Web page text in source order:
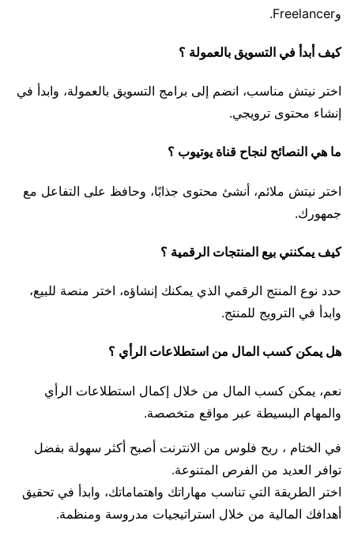
وFreelancer.
كيف أبدأ في التسويق بالعمولة ؟
اختر نيتش مناسب، انضم إلى برامج التسويق بالعمولة، وابدأ في
إنشاء محتوى ترويجي.
ما هي النصائح لنجاح قناة يوتيوب ؟
اختر نيتش ملائم، أنشئ محتوى جذابًا، وحافظ على التفاعل مع
جمهورك.
كيف يمكنني بيع المنتجات الرقمية ؟
حدد نوع المنتج الرقمي الذي يمكنك إنشاؤه، اختر منصة للبيع،
وابدأ في الترويج للمنتج.
هل يمكن كسب المال من استطلاعات الرأي ؟
نعم، يمكن كسب المال من خلال إكمال استطلاعات الرأي
والمهام البسيطة عبر مواقع متخصصة.
في الختام ، ربح فلوس من الانترنت أصبح أكثر سهولة بفضل
توافر العديد من الفرص المتنوعة.
اختر الطريقة التي تناسب مهاراتك واهتماماتك، وابدأ في تحقيق
أهدافك المالية من خلال استراتيجيات مدروسة ومنظمة.